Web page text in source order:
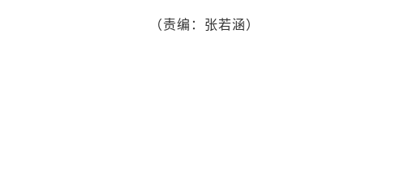
（责编：张若涵）